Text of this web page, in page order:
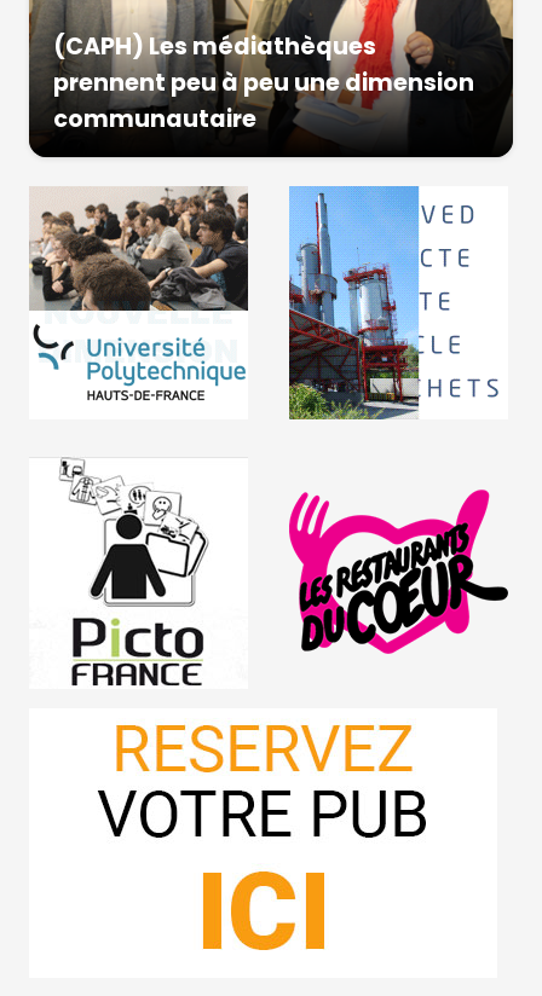
(CAPH) Les médiathèques
prennent peu à peu une dimension
communautaire